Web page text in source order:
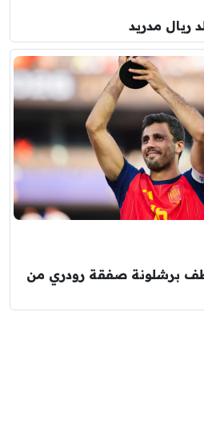
ريال مدريد
برشلونة صفقة رودري من